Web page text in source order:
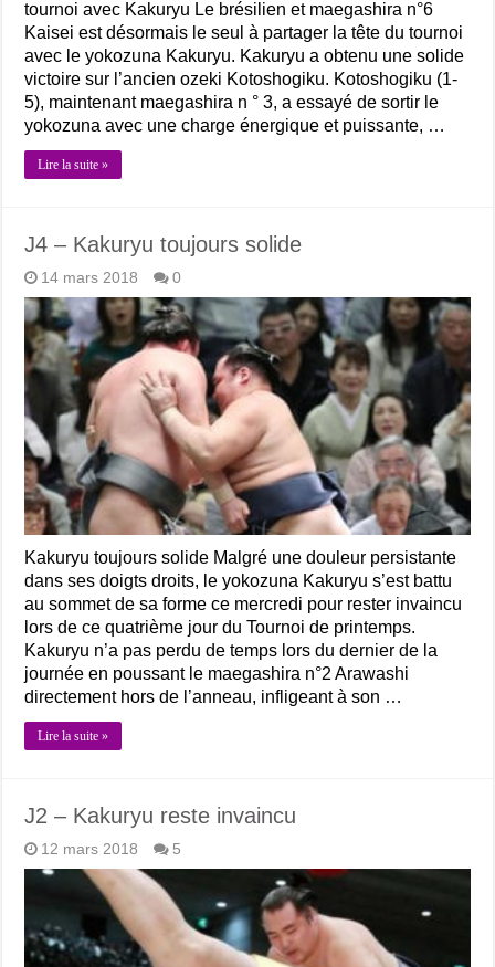
tournoi avec Kakuryu Le brésilien et maegashira n°6
Kaisei est désormais le seul à partager la tête du tournoi
avec le yokozuna Kakuryu. Kakuryu a obtenu une solide
victoire sur l’ancien ozeki Kotoshogiku. Kotoshogiku (1-
5), maintenant maegashira n ° 3, a essayé de sortir le
yokozuna avec une charge énergique et puissante, …
Lire la suite »
J4 – Kakuryu toujours solide
14 mars 2018 0
Kakuryu toujours solide Malgré une douleur persistante
dans ses doigts droits, le yokozuna Kakuryu s’est battu
au sommet de sa forme ce mercredi pour rester invaincu
lors de ce quatrième jour du Tournoi de printemps.
Kakuryu n’a pas perdu de temps lors du dernier de la
journée en poussant le maegashira n°2 Arawashi
directement hors de l’anneau, infligeant à son …
Lire la suite »
J2 – Kakuryu reste invaincu
12 mars 2018 5